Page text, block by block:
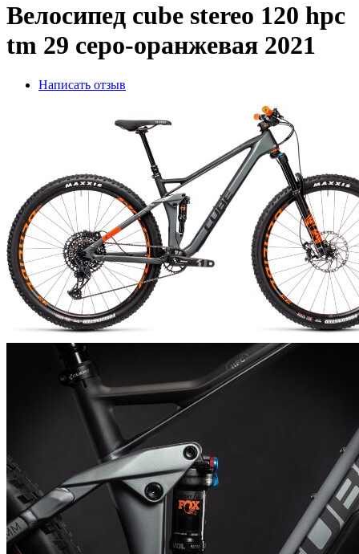
Велосипед cube stereo 120 hpc
tm 29 серо-оранжевая 2021
Написать отзыв